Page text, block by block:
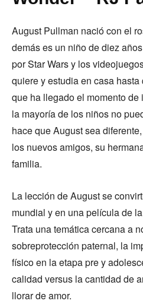
August Pullman nació con el
demás es un niño de diez
por Star Wars y los
quiere y estudia en casa
que ha llegado el momento
la mayoría de los niños no
hace que August sea
los nuevos amigos, su
familia.
La lección de August se
mundial y en una película de
Trata una temática cercana a
sobreprotección paternal, la
físico en la etapa pre y
calidad versus la cantidad de
llorar de amor.